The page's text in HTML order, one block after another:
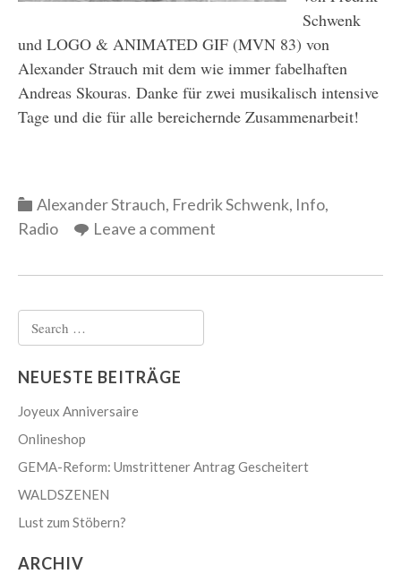
Schwenk
und LOGO & ANIMATED GIF (MVN 83) von
Alexander Strauch mit dem wie immer fabelhaften
Andreas Skouras. Danke für zwei musikalisch intensive
Tage und die für alle bereichernde Zusammenarbeit!
Categories
Alexander Strauch, Fredrik Schwenk, Info,
Radio
Leave a comment
for:
NEUESTE BEITRÄGE
Joyeux Anniversaire
Onlineshop
GEMA-Reform: Umstrittener Antrag Gescheitert
WALDSZENEN
Lust zum Stöbern?
ARCHIV